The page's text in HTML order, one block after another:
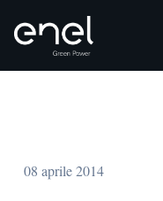
08 aprile 2014